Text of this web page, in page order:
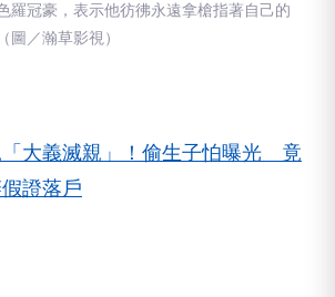
羅冠豪，表示他彷彿永遠拿槍指著自己的
圖／瀚草影視）
大義滅親」！偷生子怕曝光 竟
證落戶